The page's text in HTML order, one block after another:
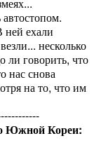
ней ехали
несколько
ли говорить, что
нас снова
на то, что им
Южной Кореи: